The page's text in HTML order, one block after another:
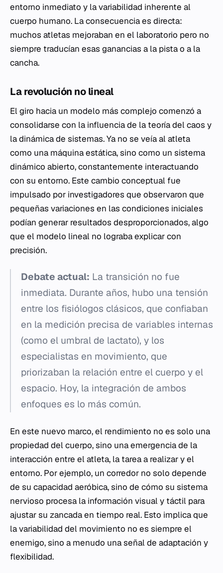
entorno inmediato y la variabilidad inherente al
cuerpo humano. La consecuencia es directa:
muchos atletas mejoraban en el laboratorio pero no
siempre traducían esas ganancias a la pista o a la
cancha.
La revolución no lineal
El giro hacia un modelo más complejo comenzó a
consolidarse con la influencia de la teoría del caos y
la dinámica de sistemas. Ya no se veía al atleta
como una máquina estática, sino como un sistema
dinámico abierto, constantemente interactuando
con su entorno. Este cambio conceptual fue
impulsado por investigadores que observaron que
pequeñas variaciones en las condiciones iniciales
podían generar resultados desproporcionados, algo
que el modelo lineal no lograba explicar con
precisión.
Debate actual: La transición no fue
inmediata. Durante años, hubo una tensión
entre los fisiólogos clásicos, que confiaban
en la medición precisa de variables internas
(como el umbral de lactato), y los
especialistas en movimiento, que
priorizaban la relación entre el cuerpo y el
espacio. Hoy, la integración de ambos
enfoques es lo más común.
En este nuevo marco, el rendimiento no es solo una
propiedad del cuerpo, sino una emergencia de la
interacción entre el atleta, la tarea a realizar y el
entorno. Por ejemplo, un corredor no solo depende
de su capacidad aeróbica, sino de cómo su sistema
nervioso procesa la información visual y táctil para
ajustar su zancada en tiempo real. Esto implica que
la variabilidad del movimiento no es siempre el
enemigo, sino a menudo una señal de adaptación y
flexibilidad.